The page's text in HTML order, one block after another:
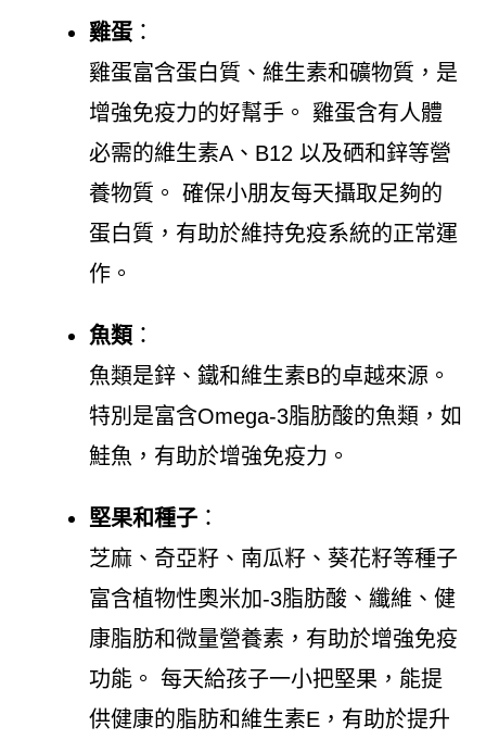
雞蛋：
雞蛋富含蛋白質、維生素和礦物質，是
增強免疫力的好幫手。 雞蛋含有人體
必需的維生素A、B12 以及硒和鋅等營
養物質。 確保小朋友每天攝取足夠的
蛋白質，有助於維持免疫系統的正常運
作。
魚類：
魚類是鋅、鐵和維生素B的卓越來源。
特別是富含Omega-3脂肪酸的魚類，如
鮭魚，有助於增強免疫力。
堅果和種子：
芝麻、奇亞籽、南瓜籽、葵花籽等種子
富含植物性奧米加-3脂肪酸、纖維、健
康脂肪和微量營養素，有助於增強免疫
功能。 每天給孩子一小把堅果，能提
供健康的脂肪和維生素E，有助於提升